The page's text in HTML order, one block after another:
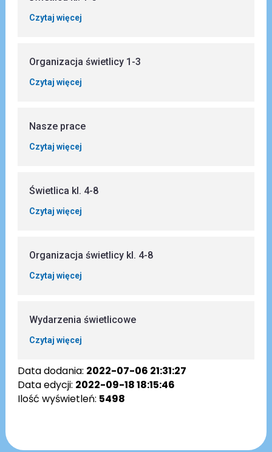
Czytaj więcej
Organizacja świetlicy 1-3
Czytaj więcej
Nasze prace
Czytaj więcej
Świetlica kl. 4-8
Czytaj więcej
Organizacja świetlicy kl. 4-8
Czytaj więcej
Wydarzenia świetlicowe
Czytaj więcej
Data dodania: 2022-07-06 21:31:27
Data edycji: 2022-09-18 18:15:46
Ilość wyświetleń: 5498